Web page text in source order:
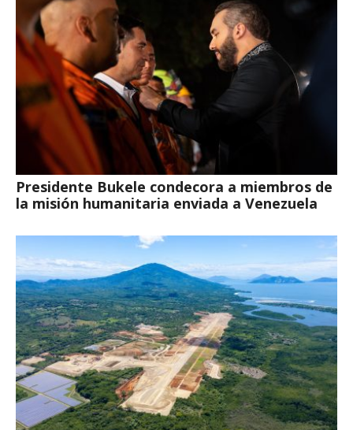
Presidente Bukele condecora a miembros de
la misión humanitaria enviada a Venezuela